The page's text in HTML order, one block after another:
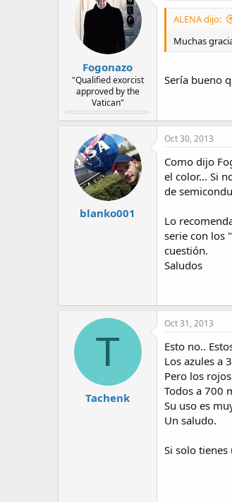
Fogonazo
"Qualified exorcist
approved by the
Vatican"
ALENA dijo:
Muchas
Sería bueno
blanko001
Oct 30, 2013
Como dijo
el color... Si
de
Lo
serie con los
cuestión.
Saludos
T
Tachenk
Oct 31, 2013
Esto no..
Los azules a
Pero los
Todos a 700
Su uso es
Un saludo.
Si solo